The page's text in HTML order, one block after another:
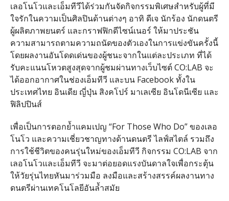
เลอโนโวและเอ็มทีวีได้ร่วมกันจัดกิจกรรมพิเศษสำหรับผู้ที่มี
ใจรักในความเป็นศิลปินด้านต่างๆ อาทิ ดีเจ นักร้อง นักดนตรี
ผู้ผลิตภาพยนตร์ และกราฟฟิกดีไซน์เนอร์ ให้มาประชัน
ความสามารถตามความถนัดของตัวเองในการแข่งขันครั้งนี้
โดยผลงานอันโดดเด่นของผู้ชนะจากในแต่ละประเภท ที่ได้
รับคะแนนโหวตสูงสุดจากผู้ชมผ่านทางเว็บไซต์ CO:LAB จะ
ได้ออกอากาศในช่องเอ็มทีวี และบน Facebook ทั้งใน
ประเทศไทย อินเดีย ญี่ปุ่น สิงคโปร์ มาเลเซีย อินโดนีเซีย และ
ฟิลิปปินส์
เพื่อเป็นการตอกย้ำแคมเปญ “For Those Who Do” ของเลอ
โนโว และความเชี่ยวชาญทางด้านดนตรี ไลฟ์สไตล์ รวมถึง
การใช้ชีวิตของคนรุ่นใหม่ของเอ็มทีวี กิจกรรม CO:LAB จาก
เลอโนโวและเอ็มทีวี จะมาต่อยอดแรงบันดาลใจเพื่อกระตุ้น
ให้วัยรุ่นไทยหันมาร่วมมือ ลงมือและสร้างสรรค์ผลงานทาง
ดนตรีผ่านเทคโนโลยีอันล้ำสมัย